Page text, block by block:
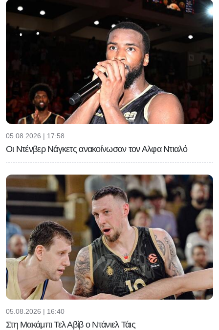
05.08.2026 | 17:58
Οι Ντένβερ Νάγκετς ανακοίνωσαν τον Αλφα Ντιαλό
05.08.2026 | 16:40
Στη Μακάμπι Τελ Αβίβ ο Ντάνιελ Τάις